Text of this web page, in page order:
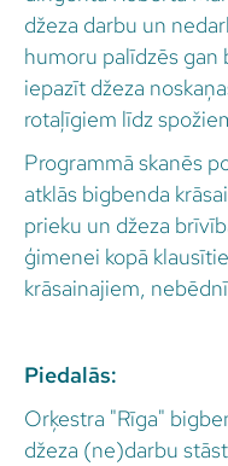
džeza darbu un
humoru palīdzēs
iepazīt džeza
rotaļīgiem līdz
Programmā skanēs
atklās bigbenda
prieku un džeza
ģimenei kopā
krāsainajiem,
Piedalās:
Orķestra "Rīga"
džeza (ne)darbu